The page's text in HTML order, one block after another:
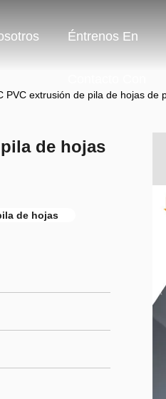
Éntrenos En
PVC extrusión de pila de hojas de
de hojas
de hojas